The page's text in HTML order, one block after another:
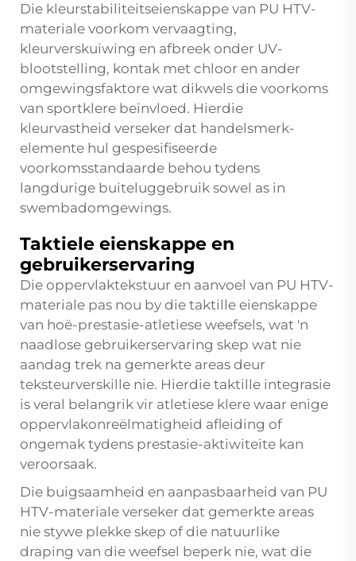
Die kleurstabiliteitseienskappe van PU HTV-
materiale voorkom vervaagting,
kleurverskuiwing en afbreek onder UV-
blootstelling, kontak met chloor en ander
omgewingsfaktore wat dikwels die voorkoms
van sportklere beïnvloed. Hierdie
kleurvastheid verseker dat handelsmerk-
elemente hul gespesifiseerde
voorkomsstandaarde behou tydens
langdurige buiteluggebruik sowel as in
swembadomgewings.
Taktiele eienskappe en
gebruikerservaring
Die oppervlaktekstuur en aanvoel van PU HTV-
materiale pas nou by die taktille eienskappe
van hoë-prestasie-atletiese weefsels, wat 'n
naadlose gebruikerservaring skep wat nie
aandag trek na gemerkte areas deur
teksteurverskille nie. Hierdie taktille integrasie
is veral belangrik vir atletiese klere waar enige
oppervlakonreëlmatigheid afleiding of
ongemak tydens prestasie-aktiwiteite kan
veroorsaak.
Die buigsaamheid en aanpasbaarheid van PU
HTV-materiale verseker dat gemerkte areas
nie stywe plekke skep of die natuurlike
draping van die weefsel beperk nie, wat die